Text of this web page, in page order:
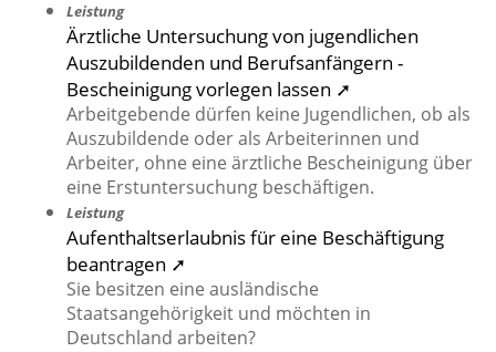
Leistung
Ärztliche Untersuchung von jugendlichen
Auszubildenden und Berufsanfängern -
Bescheinigung vorlegen lassen ➚
Arbeitgebende dürfen keine Jugendlichen, ob als
Auszubildende oder als Arbeiterinnen und
Arbeiter, ohne eine ärztliche Bescheinigung über
eine Erstuntersuchung beschäftigen.
Leistung
Aufenthaltserlaubnis für eine Beschäftigung
beantragen ➚
Sie besitzen eine ausländische
Staatsangehörigkeit und möchten in
Deutschland arbeiten?